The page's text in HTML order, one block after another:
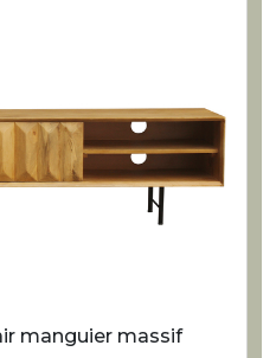
manguier massif